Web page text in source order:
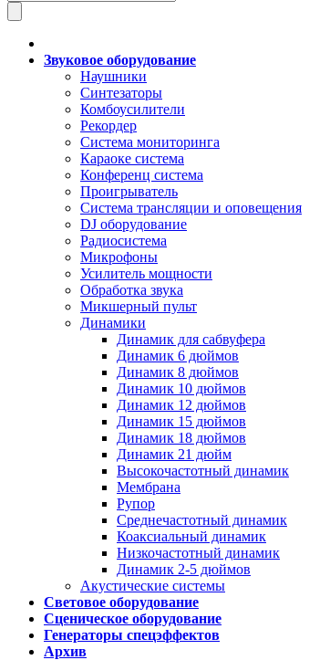
Звуковое оборудование
Наушники
Синтезаторы
Комбоусилители
Рекордер
Система мониторинга
Караоке система
Конференц система
Проигрыватель
Система трансляции и оповещения
DJ оборудование
Радиосистема
Микрофоны
Усилитель мощности
Обработка звука
Микшерный пульт
Динамики
Динамик для сабвуфера
Динамик 6 дюймов
Динамик 8 дюймов
Динамик 10 дюймов
Динамик 12 дюймов
Динамик 15 дюймов
Динамик 18 дюймов
Динамик 21 дюйм
Высокочастотный динамик
Мембрана
Рупор
Среднечастотный динамик
Коаксиальный динамик
Низкочастотный динамик
Динамик 2-5 дюймов
Акустические системы
Световое оборудование
Сценическое оборудование
Генераторы спецэффектов
Архив